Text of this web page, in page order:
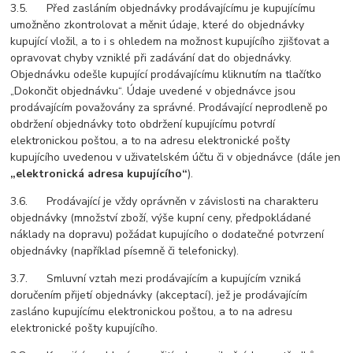
3.5. Před zasláním objednávky prodávajícímu je kupujícímu
umožněno zkontrolovat a měnit údaje, které do objednávky
kupující vložil, a to i s ohledem na možnost kupujícího zjišťovat a
opravovat chyby vzniklé při zadávání dat do objednávky.
Objednávku odešle kupující prodávajícímu kliknutím na tlačítko
„Dokončit objednávku“. Údaje uvedené v objednávce jsou
prodávajícím považovány za správné. Prodávající neprodleně po
obdržení objednávky toto obdržení kupujícímu potvrdí
elektronickou poštou, a to na adresu elektronické pošty
kupujícího uvedenou v uživatelském účtu či v objednávce (dále jen
„elektronická adresa kupujícího“).
3.6. Prodávající je vždy oprávněn v závislosti na charakteru
objednávky (množství zboží, výše kupní ceny, předpokládané
náklady na dopravu) požádat kupujícího o dodatečné potvrzení
objednávky (například písemně či telefonicky).
3.7. Smluvní vztah mezi prodávajícím a kupujícím vzniká
doručením přijetí objednávky (akceptací), jež je prodávajícím
zasláno kupujícímu elektronickou poštou, a to na adresu
elektronické pošty kupujícího.